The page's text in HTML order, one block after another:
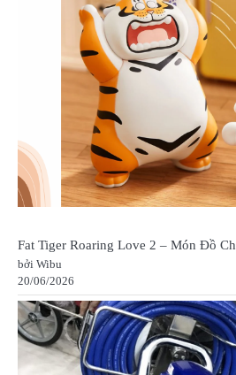
Fat Tiger Roaring Love 2 – Món Đồ
bởi Wibu
20/06/2026